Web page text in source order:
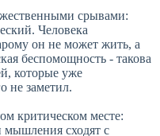
срывами:
Человека
он не может жить, а
беспомощность - такова
которые уже
не заметил.
критическом месте:
мышления сходят с